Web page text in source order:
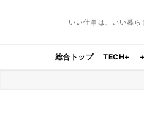
いい仕事は、いい暮ら
総合トップ TECH+